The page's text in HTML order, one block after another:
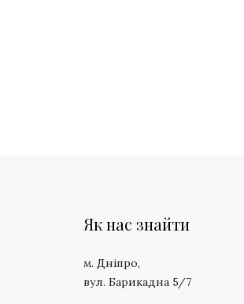
Як нас знайти
м. Дніпро,
вул. Барикадна 5/7